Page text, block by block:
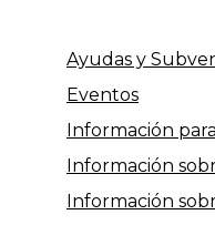
Ayudas y
Eventos
Información
Información
Información